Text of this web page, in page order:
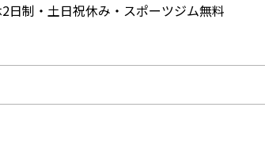
日制・土日祝休み・スポーツジム無料